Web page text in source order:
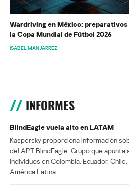
Wardriving en México: preparativos
la Copa Mundial de Fútbol 2026
ISABEL MANJARREZ
INFORMES
BlindEagle vuela alto en LATAM
Kaspersky proporciona información
del APT BlindEagle. Grupo que apunta
individuos en Colombia, Ecuador,
América Latina.